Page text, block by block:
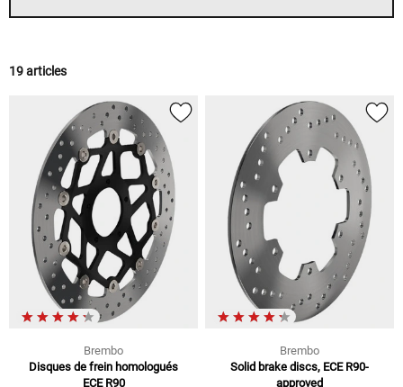
19 articles
Brembo
Disques de frein homologués
ECE R90
Brembo
Solid brake discs, ECE R90-
approved